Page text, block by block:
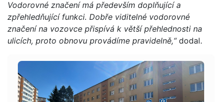
Vodorovné značení má především doplňující a
zpřehledňující funkci. Dobře viditelné vodorovné
značení na vozovce přispívá k větší přehlednosti na
ulicích, proto obnovu provádíme pravidelně,“ dodal.